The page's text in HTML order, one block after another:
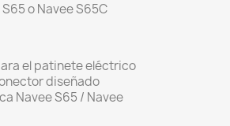
o Navee S65C
el patinete eléctrico
diseñado
Navee S65 / Navee